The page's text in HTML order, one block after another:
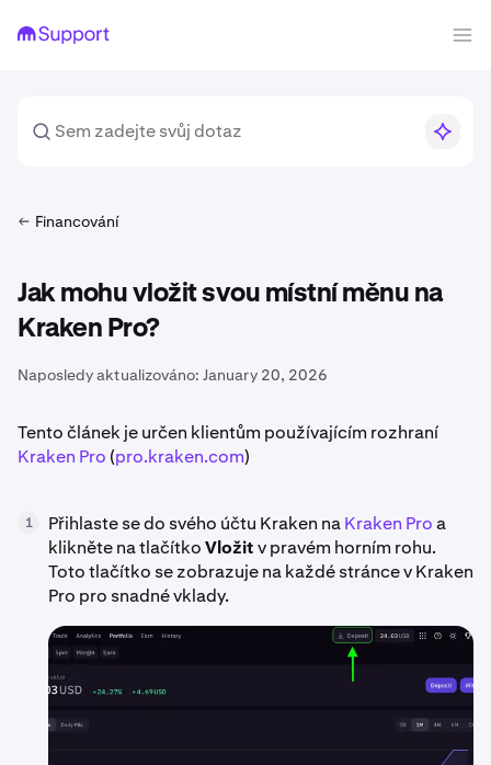
Financování
Jak mohu vložit svou místní měnu na
Kraken Pro?
Naposledy aktualizováno: January 20, 2026
Tento článek je určen klientům používajícím rozhraní
Kraken Pro (pro.kraken.com)
1 Přihlaste se do svého účtu Kraken naKraken Proa
klikněte na tlačítkoVložitv pravém horním rohu.
Toto tlačítko se zobrazuje na každé stránce v Kraken
Pro pro snadné vklady.